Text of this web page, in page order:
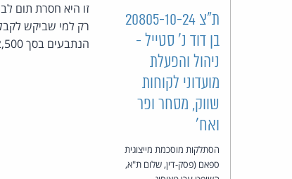
ת"צ 20805-10-24
בן דוד נ' סטייל -
ניהול והפעלת
מועדוני לקוחות
שווק, מסחר ופר
ואח'
הסתלקות מוסכמת מייצוגית
ספאם (פסק-דין, שלום ת"א,
זו היא חסרת תום
רק למי שביקש
הנתבעים בסך 2,500 ש"ח.